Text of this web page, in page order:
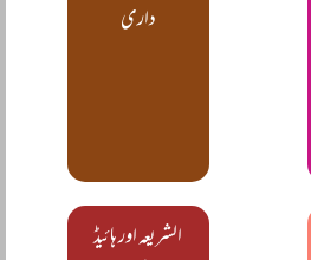
داری
الشریعہ اور ہائیڈ